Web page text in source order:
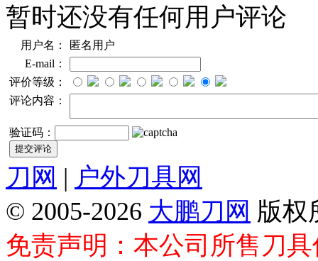
暂时还没有任何用户评论
用户名：
匿名用户
E-mail：
评价等级：
评论内容：
验证码：
刀网 | 户外刀具网
© 2005-2026 大鹏刀网 版权
免责声明：本公司所售刀